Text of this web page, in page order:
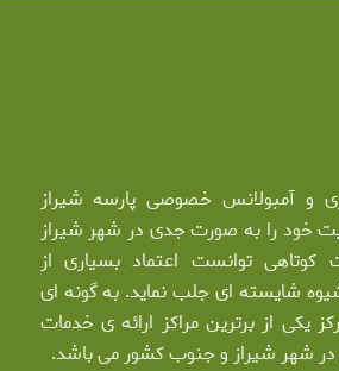
و آمبولانس خصوصی پارسه شیراز
95 فعالیت خود را به صورت جدی در شهر شیراز
توانست اعتماد بسیاری از
شایسته ای جلب نماید. به گونه ای
یکی از برترین مراکز ارائه ی خدمات
در شهر شیراز و جنوب کشور می باشد.